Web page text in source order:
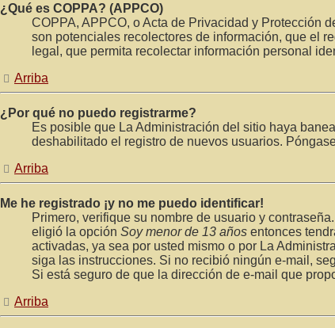
¿Qué es COPPA? (APPCO)
COPPA, APPCO, o Acta de Privacidad y Protección
son potenciales recolectores de información, que el
legal, que permita recolectar información personal
Arriba
¿Por qué no puedo registrarme?
Es posible que La Administración del sitio haya
deshabilitado el registro de nuevos usuarios.
Arriba
Me he registrado ¡y no me puedo identificar!
Primero, verifique su nombre de usuario y
eligió la opción Soy menor de 13 años entonces
activadas, ya sea por usted mismo o por La
siga las instrucciones. Si no recibió ningún e-mail,
Si está seguro de que la dirección de e-mail que
Arriba